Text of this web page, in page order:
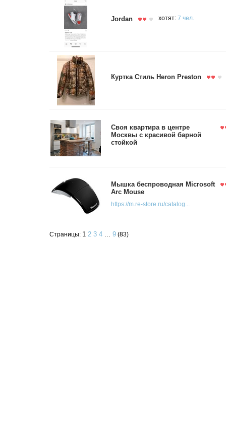
Jordan хотят: 7 чел.
Куртка Стиль Heron Preston
Своя квартира в центре
Москвы с красивой барной
стойкой
Мышка беспроводная Microsoft
Arc Mouse
https://m.re-store.ru/catalog...
Страницы: 1 2 3 4 ... 9 (83)